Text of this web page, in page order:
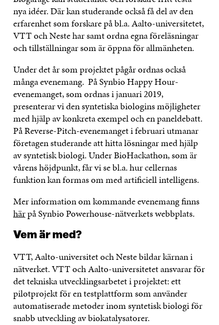
nya idéer. Där kan studerande också få del av den
erfarenhet som forskare på bl.a. Aalto-universitetet,
VTT och Neste har samt ordna egna föreläsningar
och tillställningar som är öppna för allmänheten.
Under det år som projektet pågår ordnas också
många evenemang. På Synbio Happy Hour-
evenemanget, som ordnas i januari 2019,
presenterar vi den syntetiska biologins möjligheter
med hjälp av konkreta exempel och en paneldebatt.
På Reverse-Pitch-evenemanget i februari utmanar
företagen studerande att hitta lösningar med hjälp
av syntetisk biologi. Under BioHackathon, som är
vårens höjdpunkt, får vi se bl.a. hur cellernas
funktion kan formas om med artificiell intelligens.
Mer information om kommande evenemang finns
härpå Synbio Powerhouse-nätverkets webbplats.
Vem är med?
VTT, Aalto-universitet och Neste bildar kärnan i
nätverket. VTT och Aalto-universitetet ansvarar för
det tekniska utvecklingsarbetet i projektet: ett
pilotprojekt för en testplattform som använder
automatiserade metoder inom syntetisk biologi för
snabb utveckling av biokatalysatorer.